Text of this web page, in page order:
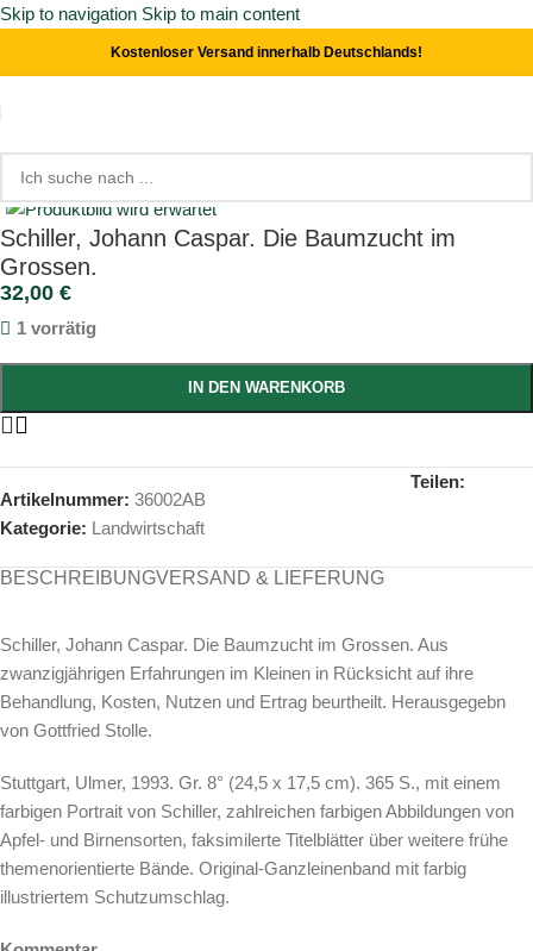
Skip to navigation Skip to main content
Kostenloser Versand innerhalb Deutschlands!
Start/ Landwirtschaft
Click to enlarge
Schiller, Johann Caspar. Die Baumzucht im
Grossen.
32,00 €
1 vorrätig
IN DEN WARENKORB
Artikelnummer: 36002AB
Kategorie: Landwirtschaft
Teilen:
BESCHREIBUNGVERSAND & LIEFERUNG
Schiller, Johann Caspar. Die Baumzucht im Grossen. Aus
zwanzigjährigen Erfahrungen im Kleinen in Rücksicht auf ihre
Behandlung, Kosten, Nutzen und Ertrag beurtheilt. Herausgegebn
von Gottfried Stolle.
Stuttgart, Ulmer, 1993. Gr. 8° (24,5 x 17,5 cm). 365 S., mit einem
farbigen Portrait von Schiller, zahlreichen farbigen Abbildungen von
Apfel- und Birnensorten, faksimilerte Titelblätter über weitere frühe
themenorientierte Bände. Original-Ganzleinenband mit farbig
illustriertem Schutzumschlag.